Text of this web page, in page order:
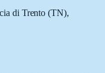
di Trento (TN),